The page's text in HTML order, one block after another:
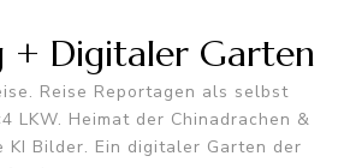
+ Digitaler Garten
Reise Reportagen als selbst
LKW. Heimat der Chinadrachen &
KI Bilder. Ein digitaler Garten der